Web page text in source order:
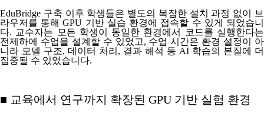
EduBridge 구축 이후 학생들은 별도의 복잡한 설치 과정 없이 브
라우저를 통해 GPU 기반 실습 환경에 접속할 수 있게 되었습니
다. 교수자는
모든 학생이 동일한 환경에서 코드를 실행한다는
전제하에 수업을 설계할 수 있었고, 수업 시간은 환경 설정이 아
니라 모델 구조, 데이터 처리, 결과 해석 등 AI 학습의 본질에 더
집중될 수 있었습니다.
■ 교육에서 연구까지 확장된 GPU 기반 실험 환경